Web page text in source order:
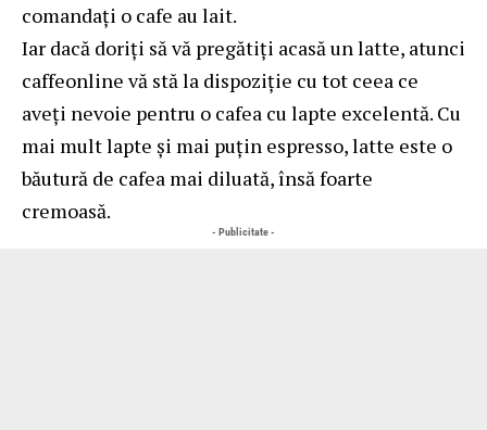
comandați o cafe au lait.
Iar dacă doriți să vă pregătiți acasă un latte, atunci
caffeonline vă stă la dispoziție cu tot ceea ce
aveți nevoie pentru o cafea cu lapte excelentă. Cu
mai mult lapte și mai puțin espresso, latte este o
băutură de cafea mai diluată, însă foarte
cremoasă.
- Publicitate -